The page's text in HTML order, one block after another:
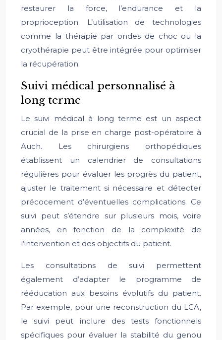
restaurer la force, l’endurance et la
proprioception. L’utilisation de technologies
comme la thérapie par ondes de choc ou la
cryothérapie peut être intégrée pour optimiser
la récupération.
Suivi médical personnalisé à
long terme
Le suivi médical à long terme est un aspect
crucial de la prise en charge post-opératoire à
Auch. Les chirurgiens orthopédiques
établissent un calendrier de consultations
régulières pour évaluer les progrès du patient,
ajuster le traitement si nécessaire et détecter
précocement d’éventuelles complications. Ce
suivi peut s’étendre sur plusieurs mois, voire
années, en fonction de la complexité de
l’intervention et des objectifs du patient.
Les consultations de suivi permettent
également d’adapter le programme de
rééducation aux besoins évolutifs du patient.
Par exemple, pour une reconstruction du LCA,
le suivi peut inclure des tests fonctionnels
spécifiques pour évaluer la stabilité du genou